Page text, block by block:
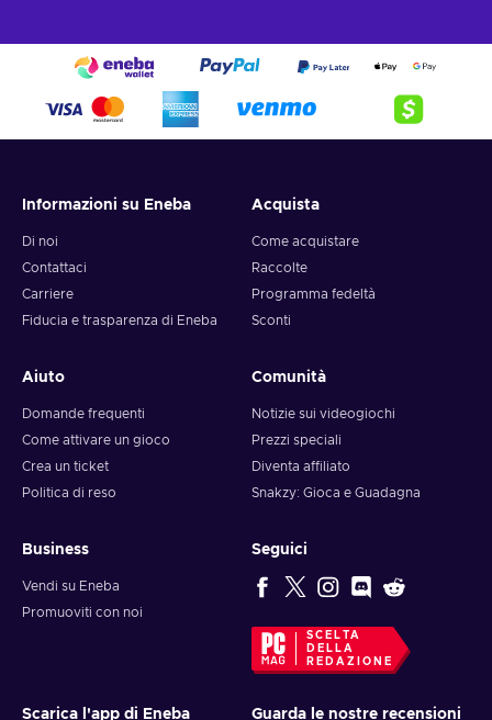
Informazioni su Eneba
Di noi
Contattaci
Carriere
Fiducia e trasparenza di Eneba
Acquista
Come acquistare
Raccolte
Programma fedeltà
Sconti
Aiuto
Domande frequenti
Come attivare un gioco
Crea un ticket
Politica di reso
Comunità
Notizie sui videogiochi
Prezzi speciali
Diventa affiliato
Snakzy: Gioca e Guadagna
Business
Vendi su Eneba
Promuoviti con noi
Seguici
SCELTA
DELLA
REDAZIONE
Scarica l'app di Eneba Guarda le nostre recensioni